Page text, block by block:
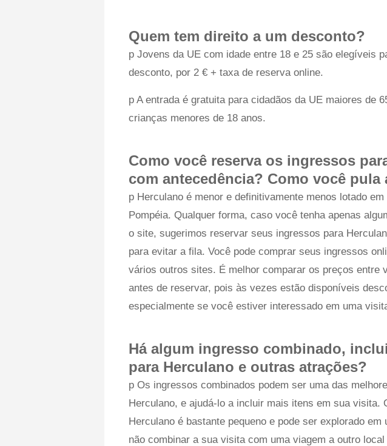
Quem tem direito a um desconto?
p Jovens da UE com idade entre 18 e 25 são elegíveis
desconto, por 2 € + taxa de reserva online.
p A entrada é gratuita para cidadãos da UE maiores de
crianças menores de 18 anos.
Como você reserva os ingressos
com antecedência? Como você pula
p Herculano é menor e definitivamente menos lotado
Pompéia. Qualquer forma, caso você tenha apenas
o site, sugerimos reservar seus ingressos para
para evitar a fila. Você pode comprar seus ingressos
vários outros sites. É melhor comparar os preços entre
antes de reservar, pois às vezes estão disponíveis
especialmente se você estiver interessado em uma
Há algum ingresso combinado,
para Herculano e outras atrações?
p Os ingressos combinados podem ser uma das
Herculano, e ajudá-lo a incluir mais itens em sua visita.
Herculano é bastante pequeno e pode ser explorado em
não combinar a sua visita com uma viagem a outro local